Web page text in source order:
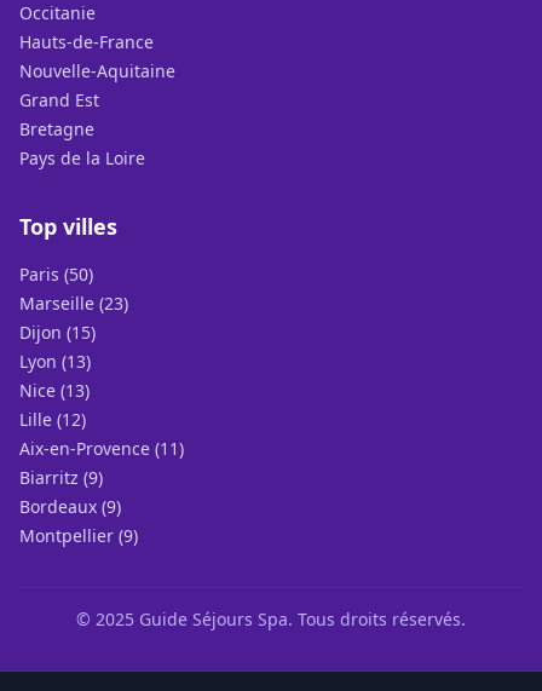
Occitanie
Hauts-de-France
Nouvelle-Aquitaine
Grand Est
Bretagne
Pays de la Loire
Top villes
Paris (50)
Marseille (23)
Dijon (15)
Lyon (13)
Nice (13)
Lille (12)
Aix-en-Provence (11)
Biarritz (9)
Bordeaux (9)
Montpellier (9)
© 2025 Guide Séjours Spa. Tous droits réservés.